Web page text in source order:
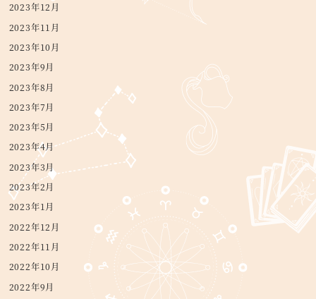
2023年12月
2023年11月
2023年10月
2023年9月
2023年8月
2023年7月
2023年5月
2023年4月
2023年3月
2023年2月
2023年1月
2022年12月
2022年11月
2022年10月
2022年9月